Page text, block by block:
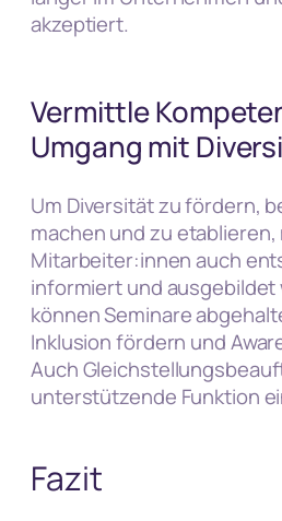
akzeptiert.
Vermittle
Umgang mit
Um Diversität zu fördern,
machen und zu
Mitarbeiter:innen auch
informiert und ausgebildet
können Seminare
Inklusion fördern und
Auch
unterstützende Funktion
Fazit